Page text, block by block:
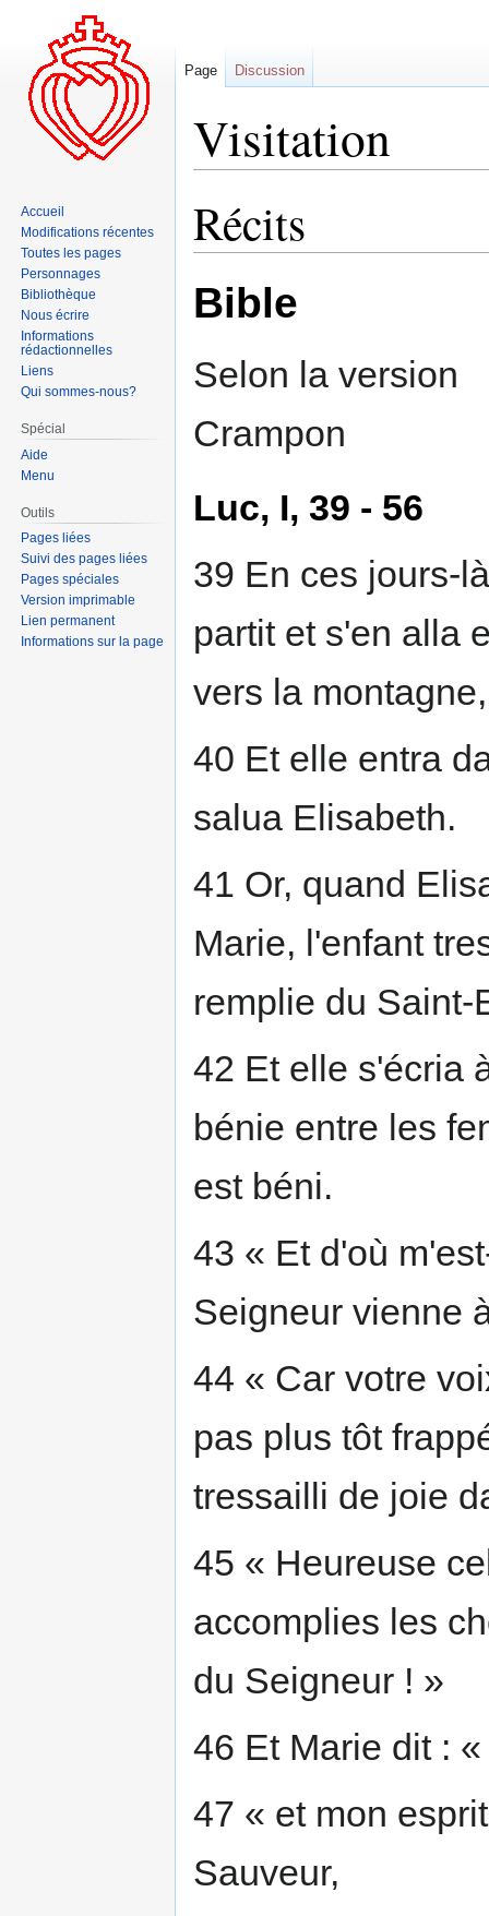
Visitation
la
la
Récits
Bible
Selon la version
Crampon
Luc, I, 39 - 56
39 En ces jours-
partit et s'en alla
vers la
40 Et elle entra
salua Elisabeth.
41 Or, quand
Marie, l'enfant
remplie du Saint-
42 Et elle s'écria
bénie entre les
est béni.
43 « Et d'où
Seigneur vienne
44 « Car votre
pas plus tôt
tressailli de joie
45 « Heureuse
accomplies les
du Seigneur ! »
46 Et Marie dit :
47 « et mon
Sauveur,
Page Discussion
Accueil
Modifications récentes
Toutes les pages
Personnages
Bibliothèque
Nous écrire
Informations
rédactionnelles
Liens
Qui sommes-nous?
Spécial
Aide
Menu
Outils
Pages liées
Suivi des pages liées
Pages spéciales
Version imprimable
Lien permanent
Informations sur la page